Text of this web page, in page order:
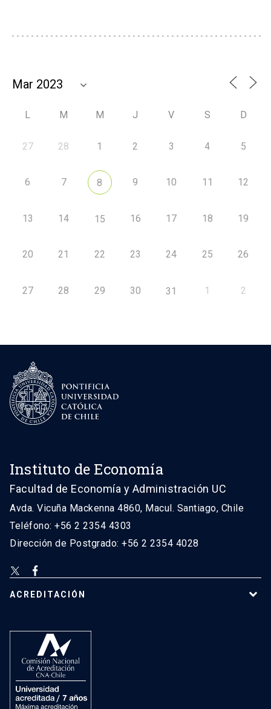
L M M J V S D
27 28 1 2 3 4 5
6 7 8 9 10 11 12
13 14 15 16 17 18 19
20 21 22 23 24 25 26
27 28 29 30 31 1 2
Instituto de Economía
Facultad de Economía y Administración UC
Avda. Vicuña Mackenna 4860, Macul. Santiago, Chile
Teléfono: +56 2 2354 4303
Dirección de Postgrado: +56 2 2354 4028
ACREDITACIÓN